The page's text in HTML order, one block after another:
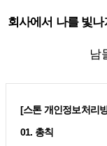
회사에서 나를 빛
남
[스톤 개인정보처리
01. 총칙